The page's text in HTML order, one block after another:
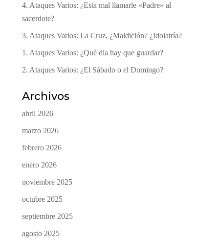
4. Ataques Varios: ¿Esta mal llamarle «Padre» al
sacerdote?
3. Ataques Varios: La Cruz, ¿Maldición? ¿Idolatría?
1. Ataques Varios: ¿Qué dia hay que guardar?
2. Ataques Varios: ¿El Sábado o el Domingo?
Archivos
abril 2026
marzo 2026
febrero 2026
enero 2026
noviembre 2025
octubre 2025
septiembre 2025
agosto 2025